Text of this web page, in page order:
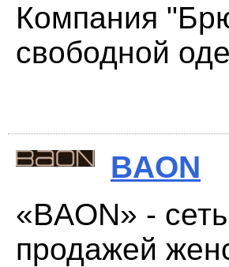
Компания
свободной
BAON
«BAON» -
продажей